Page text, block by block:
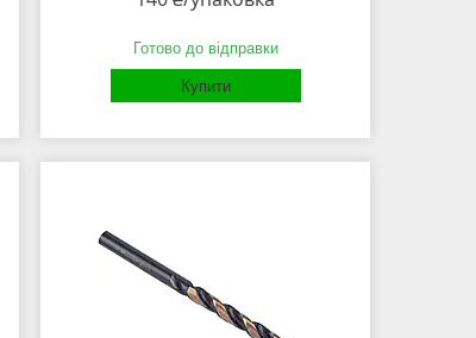
Готово до відправки
Купити